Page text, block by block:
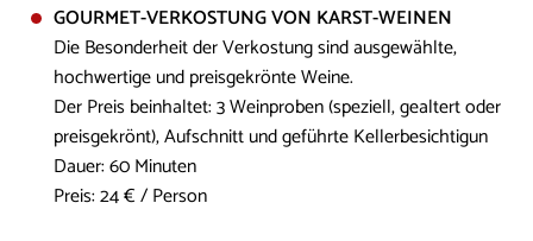
GOURMET-VERKOSTUNG VON KARST-WEINEN
Die Besonderheit der Verkostung sind ausgewählte,
hochwertige und preisgekrönte Weine.
Der Preis beinhaltet: 3 Weinproben (speziell, gealtert oder
preisgekrönt), Aufschnitt und geführte Kellerbesichtigun
Dauer: 60 Minuten
Preis: 24 € / Person